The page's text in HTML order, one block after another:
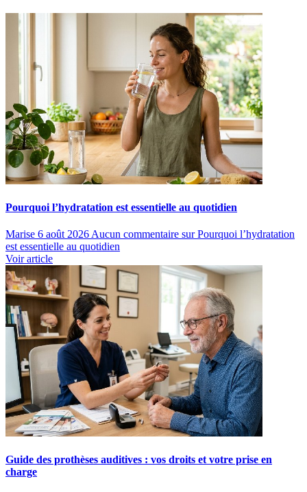
Pourquoi l’hydratation est essentielle au quotidien
Marise 6 août 2026 Aucun commentaire sur Pourquoi l’hydratation
est essentielle au quotidien
Voir article
Guide des prothèses auditives : vos droits et votre prise en
charge